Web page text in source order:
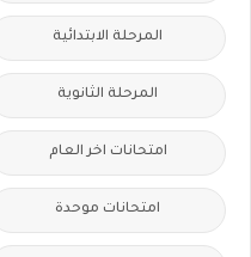
المرحلة الابتدائية
المرحلة الثانوية
امتحانات اخر العام
امتحانات موحدة